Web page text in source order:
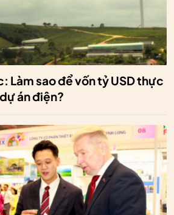
Làm sao để vốn tỷ USD thực
án điện?